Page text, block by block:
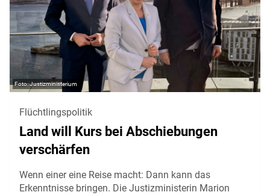
Justizministerium
Flüchtlingspolitik
Land will Kurs bei Abschiebungen
verschärfen
Wenn einer eine Reise macht: Dann kann das
Erkenntnisse bringen. Die Justizministerin Marion